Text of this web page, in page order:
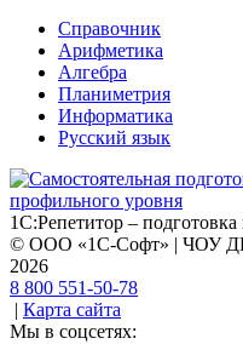
Справочник
Арифметика
Алгебра
Планиметрия
Информатика
Русский язык
1С:Репетитор –
© ООО «1С-Софт» | ЧОУ
2026
8 800 551-50-78
| Карта сайта
Мы в соцсетях: